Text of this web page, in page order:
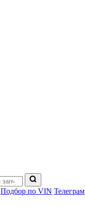
Подбор по VIN Телеграм